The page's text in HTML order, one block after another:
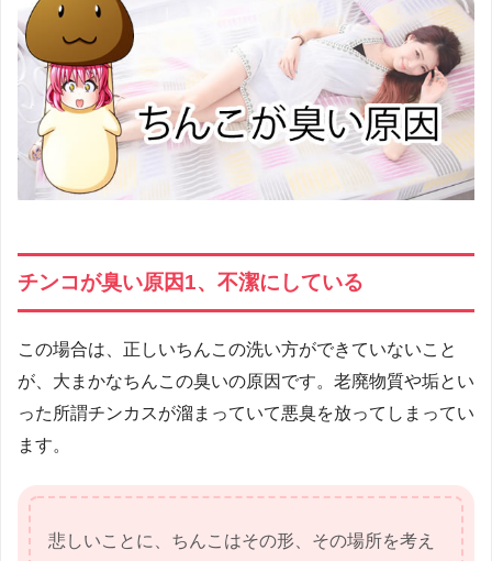
チンコが臭い原因1、不潔にしている
この場合は、正しいちんこの洗い方ができていないこと
が、大まかなちんこの臭いの原因です。老廃物質や垢とい
った所謂チンカスが溜まっていて悪臭を放ってしまってい
ます。
悲しいことに、ちんこはその形、その場所を考え